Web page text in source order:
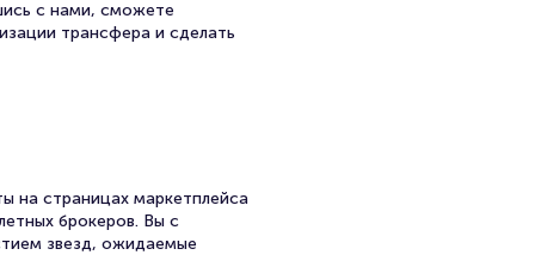
с нами, сможете
трансфера и сделать
на страницах маркетплейса
брокеров. Вы с
звезд, ожидаемые